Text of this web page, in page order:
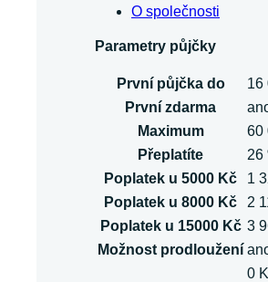
O společnosti
Parametry půjčky
První půjčka do
16
První zdarma
Maximum
60
Přeplatíte
26
Poplatek u 5000 Kč
1
Poplatek u 8000 Kč
2
Poplatek u 15000 Kč 3
Možnost prodloužení
0